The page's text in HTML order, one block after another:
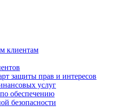
клиентам
защиты прав и интересов
услуг
обеспечению
безопасности